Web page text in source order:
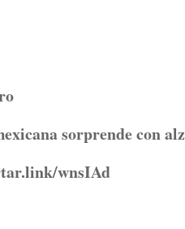
sorprende con
wnsIAd